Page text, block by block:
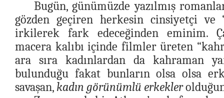
Bugün, günümüzde yazılmış
gözden geçiren herkesin cinsiyetçi ve
irkilerek fark edeceğinden eminim.
macera kalıbı içinde filmler üreten
ara sıra kadınlardan da kahraman
bulunduğu fakat bunların olsa olsa
savaşan, kadın görünümlü erkekler